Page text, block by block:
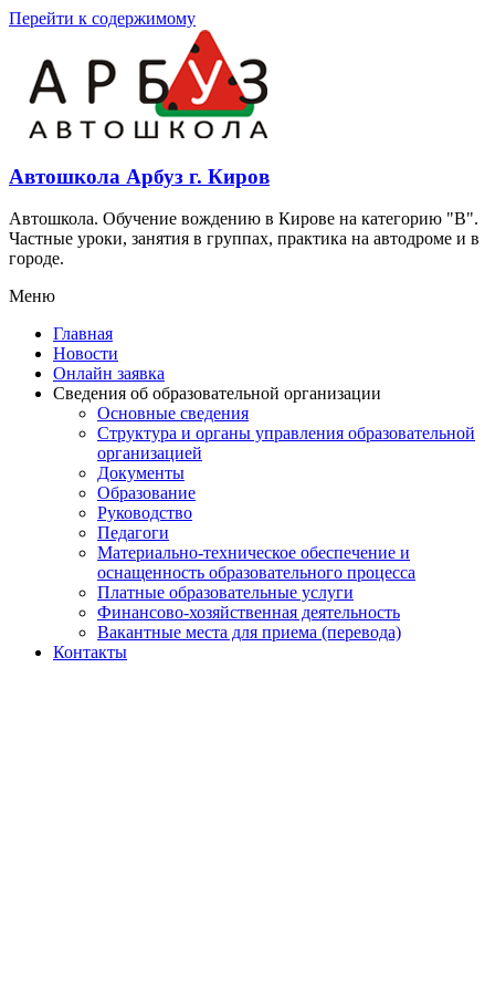
Перейти к содержимому
Автошкола Арбуз г. Киров
Автошкола. Обучение вождению в Кирове на категорию "В".
Частные уроки, занятия в группах, практика на автодроме и в
городе.
Меню
Главная
Новости
Онлайн заявка
Сведения об образовательной организации
Основные сведения
Структура и органы управления образовательной
организацией
Документы
Образование
Руководство
Педагоги
Материально-техническое обеспечение и
оснащенность образовательного процесса
Платные образовательные услуги
Финансово-хозяйственная деятельность
Вакантные места для приема (перевода)
Контакты